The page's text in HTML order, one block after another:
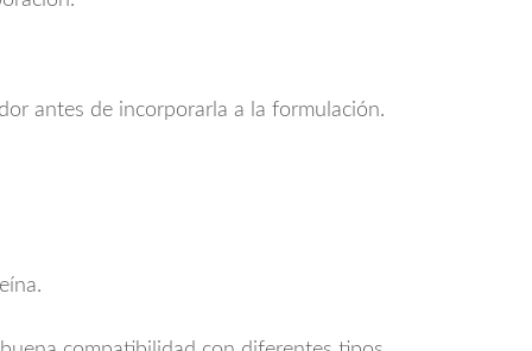
antes de incorporarla a la formulación.